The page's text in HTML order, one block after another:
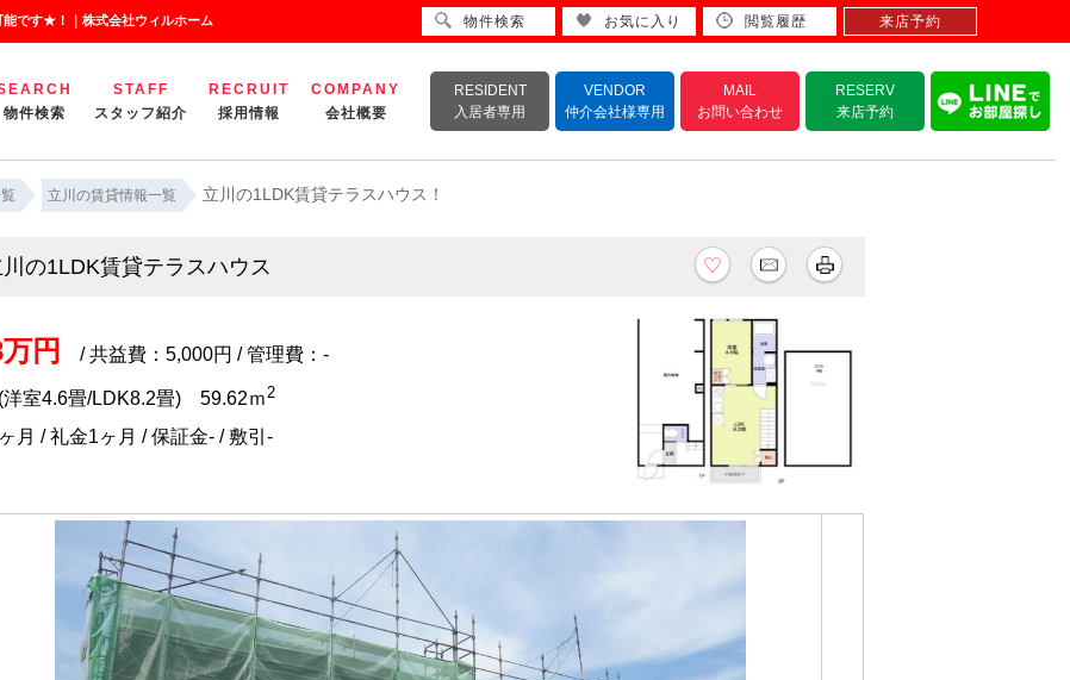
です★！｜株式会社ウィルホーム
物件検索
STAFF
スタッフ紹介
RECRUIT
採用情報
COMPANY
会社概要
RESIDENT
入居者専用
VENDOR
仲介会社様専用
MAIL
お問い合わせ
RESERV
来店予約
立川の賃貸情報一覧 立川の1LDK賃貸テラスハウス！
の1LDK賃貸テラスハウス
円 / 共益費：5,000円 / 管理費：-
洋室4.6畳/LDK8.2畳) 59.62ｍ2
月 / 礼金1ヶ月 / 保証金- / 敷引-
物件検索 お気に入り 閲覧履歴 来店予約